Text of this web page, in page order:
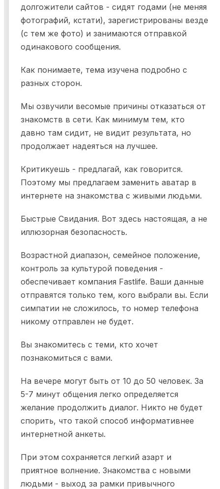
долгожители сайтов - сидят годами (не меняя
фотографий, кстати), зарегистрированы везде
(с тем же фото) и занимаются отправкой
одинакового сообщения.
Как понимаете, тема изучена подробно с
разных сторон.
Мы озвучили весомые причины отказаться от
знакомств в сети. Как минимум тем, кто
давно там сидит, не видит результата, но
продолжает надеяться на лучшее.
Критикуешь - предлагай, как говорится.
Поэтому мы предлагаем заменить аватар в
интернете на знакомства с живыми людьми.
Быстрые Свидания. Вот здесь настоящая, а не
иллюзорная безопасность.
Возрастной диапазон, семейное положение,
контроль за культурой поведения -
обеспечивает компания Fastlife. Ваши данные
отправятся только тем, кого выбрали вы. Если
симпатии не сложилось, то номер телефона
никому отправлен не будет.
Вы знакомитесь с теми, кто хочет
познакомиться с вами.
На вечере могут быть от 10 до 50 человек. За
5-7 минут общения легко определяется
желание продолжить диалог. Никто не будет
спорить, что такой способ информативнее
интернетной анкеты.
При этом сохраняется легкий азарт и
приятное волнение. Знакомства с новыми
людьми - выход за рамки привычного